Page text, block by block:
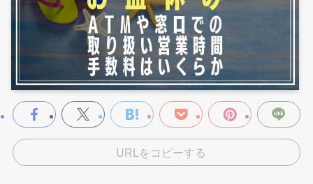
URLをコピーする